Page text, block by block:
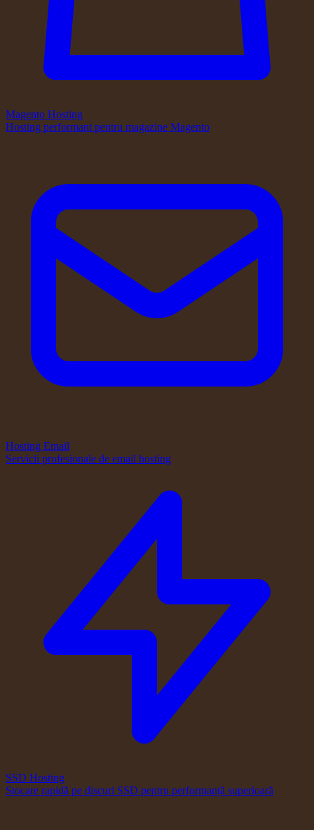
Magento Hosting
Hosting performant pentru magazine Magento
Hosting Email
Servicii profesionale de email hosting
SSD Hosting
Stocare rapidă pe discuri SSD pentru performanță superioară